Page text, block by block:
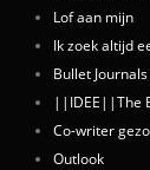
Lof aan mijn
Ik zoek altijd
Bullet Journals
||IDEE||The
Co-writer
Outlook